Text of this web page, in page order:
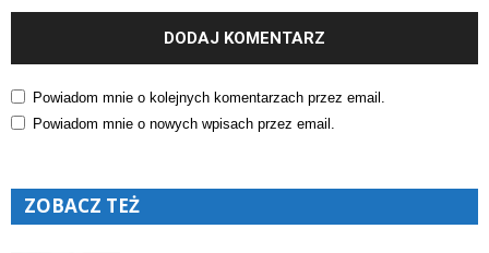
Powiadom mnie o kolejnych komentarzach przez email.
Powiadom mnie o nowych wpisach przez email.
ZOBACZ TEŻ